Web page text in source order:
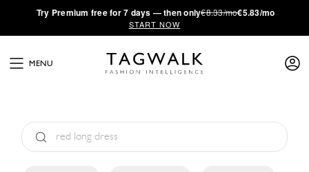
·Try Premium free for 7 days — then only€8.33/mo€5.83/mo
START NOW
MENU